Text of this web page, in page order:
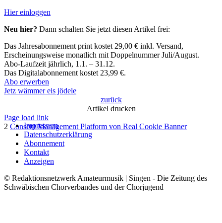
Hier einloggen
Neu hier? Dann schalten Sie jetzt diesen Artikel frei:
Das Jahresabonnement print kostet 29,00 € inkl. Versand,​
Erscheinungsweise monatlich mit Doppelnummer Juli/August.​
Abo-Laufzeit jährlich, 1.1. – 31.12.
Das Digitalabonnement kostet 23,99 €.​
Abo erwerben
Jetz wämmer eis jödele
zurück
Artikel drucken
Impressum
Datenschutzerklärung
Abonnement
Kontakt
Anzeigen
© Redaktionsnetzwerk Amateurmusik | Singen - Die Zeitung des
Schwäbischen Chorverbandes und der Chorjugend
Page load link
2 Consent Management Platform von Real Cookie Banner
Nach
oben